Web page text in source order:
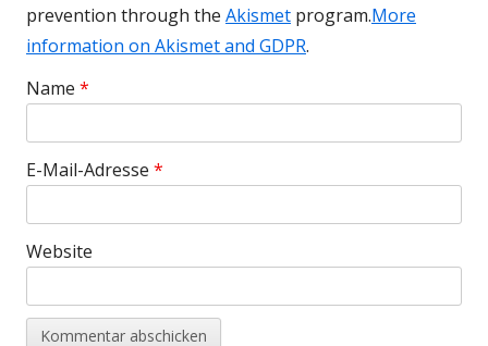
prevention through the Akismet program.More
information on Akismet and GDPR.
Name *
E-Mail-Adresse *
Website